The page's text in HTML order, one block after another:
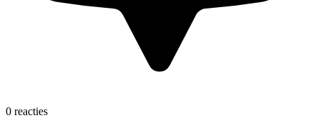
0 reacties